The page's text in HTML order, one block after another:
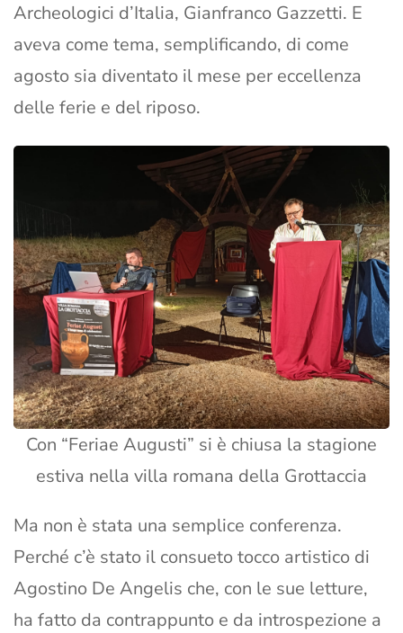
Archeologici d’Italia, Gianfranco Gazzetti. E
aveva come tema, semplificando, di come
agosto sia diventato il mese per eccellenza
delle ferie e del riposo.
Con “Feriae Augusti” si è chiusa la stagione
estiva nella villa romana della Grottaccia
Ma non è stata una semplice conferenza.
Perché c’è stato il consueto tocco artistico di
Agostino De Angelis che, con le sue letture,
ha fatto da contrappunto e da introspezione a